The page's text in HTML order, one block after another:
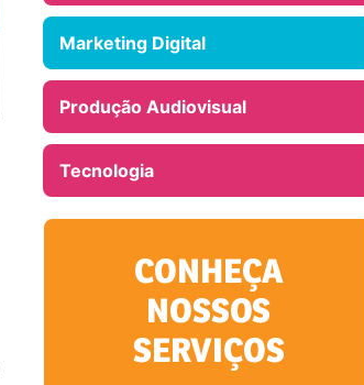
Marketing Digital
Produção Audiovisual
Tecnologia